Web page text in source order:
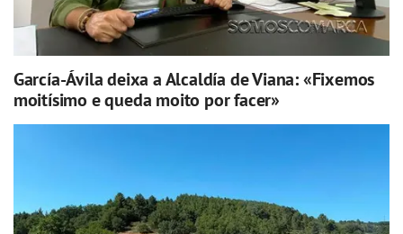
García-Ávila deixa a Alcaldía de Viana: «Fixemos
moitísimo e queda moito por facer»